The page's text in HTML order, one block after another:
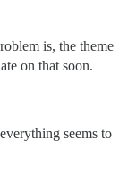
is, the theme
on that soon.
seems to